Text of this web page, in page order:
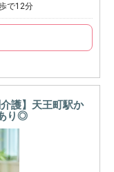
で12分
護】天王町駅か
り◎